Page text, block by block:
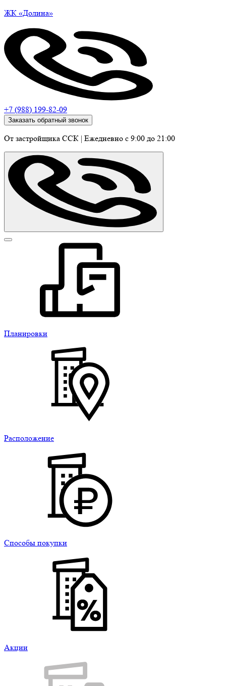
ЖК «Долина»
+7 (988) 199-82-09
Заказать обратный звонок
От застройщика ССК | Ежедневно c 9:00 до 21:00
Планировки
Расположение
Способы покупки
Акции